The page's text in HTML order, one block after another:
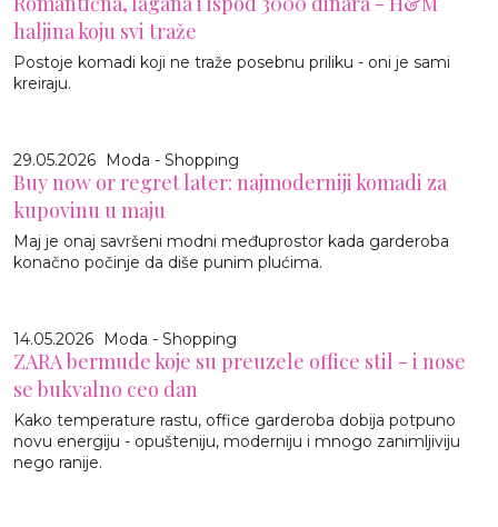
haljina koju svi traže
Postoje komadi koji ne traže posebnu priliku - oni je sami
kreiraju.
29.05.2026 Moda - Shopping
Buy now or regret later: najmoderniji komadi za
kupovinu u maju
Maj je onaj savršeni modni međuprostor kada garderoba
konačno počinje da diše punim plućima.
14.05.2026 Moda - Shopping
ZARA bermude koje su preuzele office stil - i nose
se bukvalno ceo dan
Kako temperature rastu, office garderoba dobija potpuno
novu energiju - opušteniju, moderniju i mnogo zanimljiviju
nego ranije.